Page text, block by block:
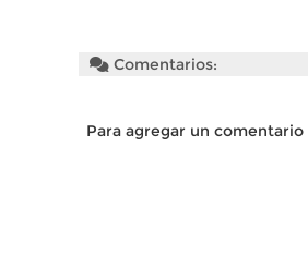
Comentarios:
Para agregar un comentario